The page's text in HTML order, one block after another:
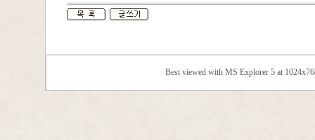
Best viewed with MS Explorer 5 at